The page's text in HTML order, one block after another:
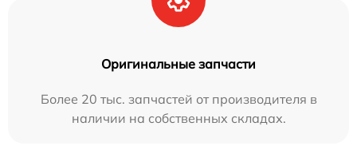
Оригинальные запчасти
Более 20 тыс. запчастей от производителя в
наличии на собственных складах.